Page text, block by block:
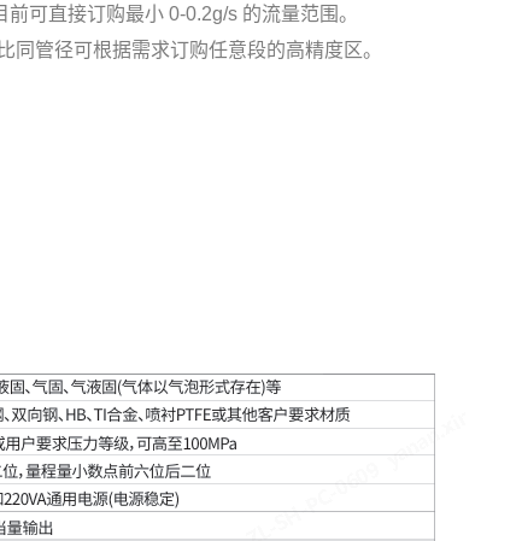
可直接订购最小 0-0.2g/s 的流量范围。
管径可根据需求订购任意段的高精度区。